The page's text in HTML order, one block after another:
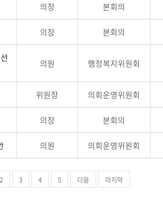
의장 본회의
의장 본회의
의원 행정복지위원회
위원장 의회운영위원회
의장 본회의
의원 의회운영위원회
2 3 4 5 다음 마지막